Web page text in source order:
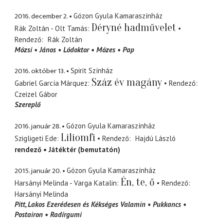
2016. december 2.
Gózon Gyula Kamaraszínház
Rák Zoltán - Olt Tamás Déryné hadművelet
Rendező
Rák Zoltán
Mózsi
János Lódoktor Mózes Pap
2016. október 13.
Spirit Színház
Gabriel García Márquez Száz év magány
Rendező
Czeizel Gábor
Szereplő
2016. január 28.
Gózon Gyula Kamaraszínház
Szigligeti Ede Liliomfi Rendező
Hajdú László
rendező
Játéktér (bemutatón)
2015. január 20.
Gózon Gyula Kamaraszínház
Harsányi Melinda - Varga Katalin Én, te, ő
Rendező
Harsányi Melinda
Pitt Lakos Ezerédesen és Kékséges Valamin
Pukkancs
Postairon
Radírgumi